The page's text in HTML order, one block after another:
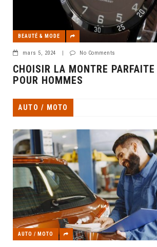
BEAUTÉ & MODE
mars 5, 2024 | No Comments
CHOISIR LA MONTRE
POUR HOMMES
AUTO / MOTO
AUTO / MOTO